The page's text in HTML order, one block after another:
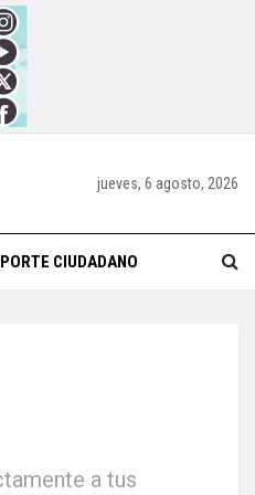
jueves, 6 agosto, 2026
CIUDADANO
a tus